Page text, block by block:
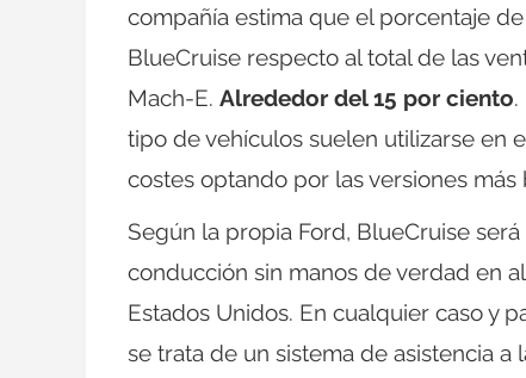
compañía estima que el porcentaje
BlueCruise respecto al total de las
Mach-E. Alrededor del 15 por ciento.
tipo de vehículos suelen utilizarse en
costes optando por las versiones
Según la propia Ford, BlueCruise
conducción sin manos de verdad en
Estados Unidos. En cualquier caso y
se trata de un sistema de asistencia a